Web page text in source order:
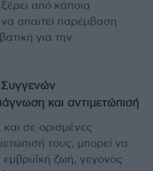
από κάποια
απαιτεί παρέμβαση
για την
και αντιμετώπισή
σε ορισμένες
τους, μπορεί να
εμβρυϊκή ζωή, γεγονός